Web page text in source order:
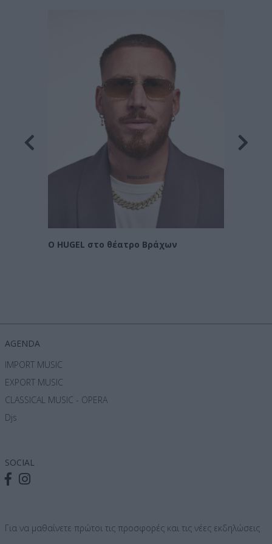
Ο HUGEL στο θέατρο Βράχων
AGENDA
IMPORT MUSIC
EXPORT MUSIC
CLASSICAL MUSIC - OPERA
Djs
SOCIAL
Για να μαθαίνετε πρώτοι τις προσφορές και τις νέες εκδηλώσεις